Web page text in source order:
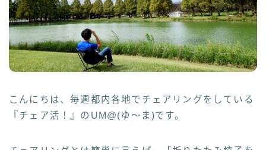
こんにちは、毎週都内各地でチェアリングをしている
『チェア活！』のUM@(ゆ～ま)です。